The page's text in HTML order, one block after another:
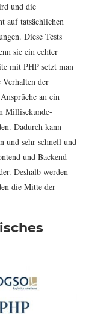
und die
auf tatsächlichen
Diese Tests
sie ein echter
mit PHP setzt man
Verhalten der
an ein
Millisekunde-
Dadurch kann
und sehr schnell und
und Backend
Deshalb werden
die Mitte der